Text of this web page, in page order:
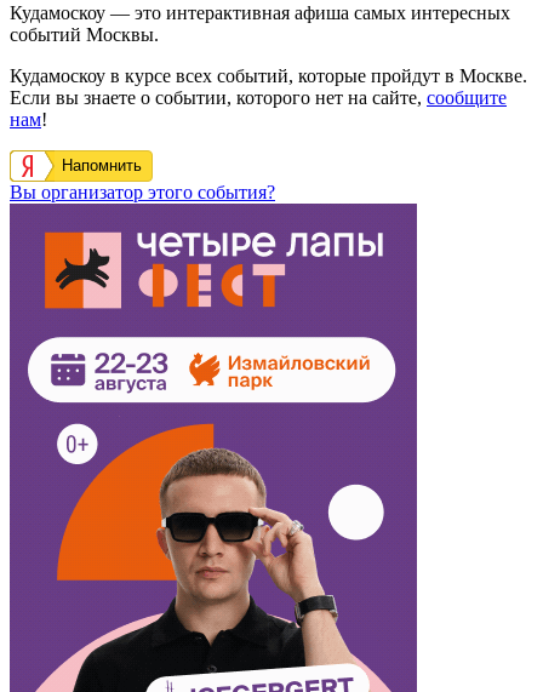
Кудамоскоу — это интерактивная афиша самых интересных
событий Москвы.
Кудамоскоу в курсе всех событий, которые пройдут в Москве.
Если вы знаете о событии, которого нет на сайте, сообщите
нам!
Напомнить
Вы организатор этого события?